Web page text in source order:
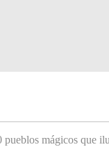
pueblos mágicos que